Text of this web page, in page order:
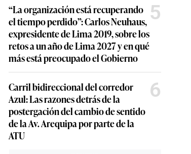
“La organización está recuperando
el tiempo perdido”: Carlos Neuhaus,
expresidente de Lima 2019, sobre los
retos a un año de Lima 2027 y en qué
más está preocupado el Gobierno
5
Carril bidireccional del corredor
Azul: Las razones detrás de la
postergación del cambio de sentido
de la Av. Arequipa por parte de la
ATU
6